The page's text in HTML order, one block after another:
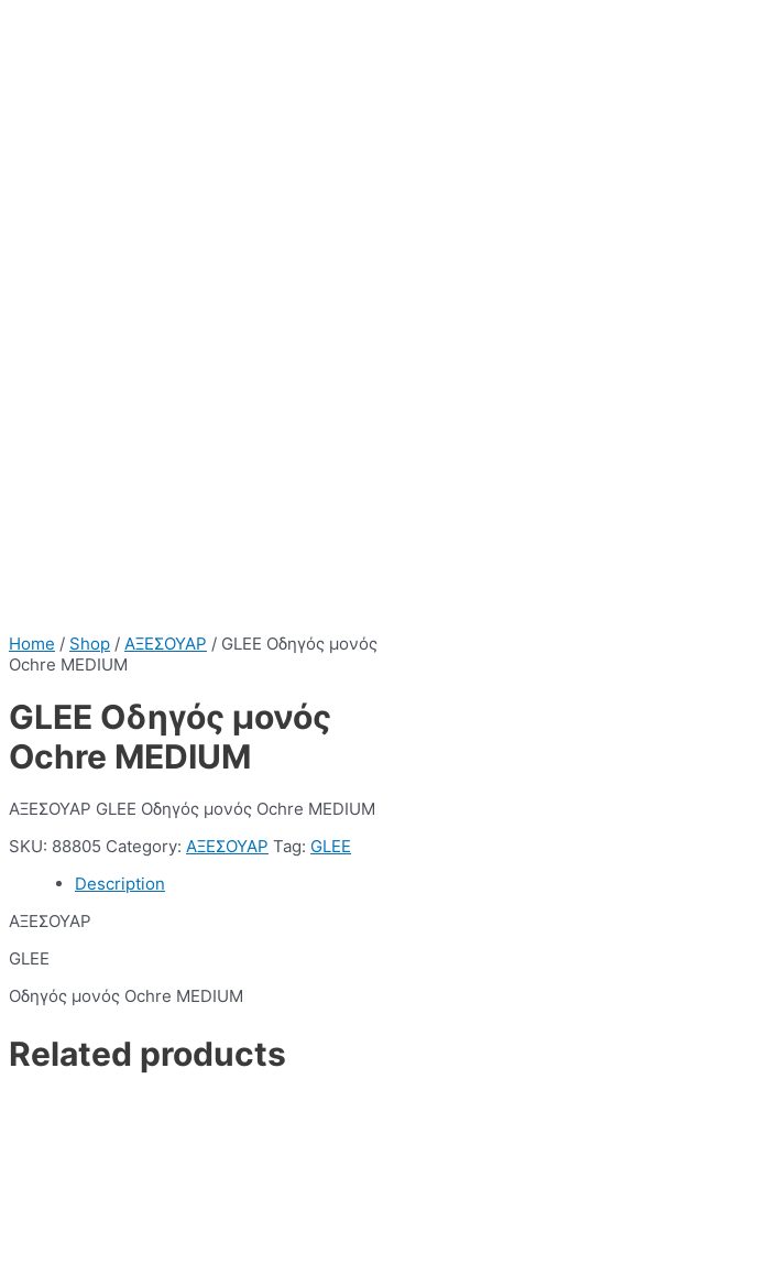
Home / Shop / ΑΞΕΣΟΥΑΡ / GLEE Οδηγός μονός
Ochre MEDIUM
GLEE Οδηγός μονός
Ochre MEDIUM
ΑΞΕΣΟΥΑΡ GLEE Οδηγός μονός Ochre MEDIUM
SKU: 88805 Category: ΑΞΕΣΟΥΑΡ Tag: GLEE
Description
ΑΞΕΣΟΥΑΡ
GLEE
Οδηγός μονός Ochre MEDIUM
Related products